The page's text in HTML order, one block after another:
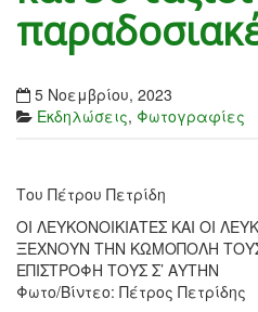
5 Νοεμβρίου, 2023
Εκδηλώσεις, Φωτογραφίες
Του Πέτρου Πετρίδη
ΟΙ ΛΕΥΚΟΝΟΙΚΙΑΤΕΣ ΚΑΙ ΟΙ
ΞΕΧΝΟΥΝ ΤΗΝ ΚΩΜΟΠΟΛΗ ΤΟΥΣ
ΕΠΙΣΤΡΟΦΗ ΤΟΥΣ Σ’ ΑΥΤΗΝ
Φωτο/Βίντεο: Πέτρος Πετρίδης